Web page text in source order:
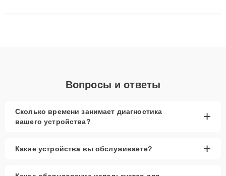
Вопросы и ответы
Сколько времени занимает диагностика
вашего устройства?
+
Какие устройства вы обслуживаете? +